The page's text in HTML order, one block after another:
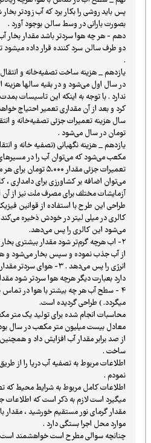
پس باید روشی را بکار برد که آب زودتر بخار شود .
بصورت بارانی در وسط سالن بوجود آورد .
دهم - هر چه هوا سردتر باشد مقدار بخار آب در
دو طرف سالن سرد کننده قرار داده میشود تا هوا
در سال اول می‌شود و در بقیه سالها هزینه ای جز
ندارد . با توجه به اینکه این تاسیسات بمدت
کرد و بعد از آن مقداری تعمیر احتیاج خواهند
تومان در سال می‌شود .
مکعب می‌شود که می‌توان آب را در مسیرهای
تعمیرات جزئی مقدار ۵،۰۰۰
می‌توان اضافه بر کشاورزی برای دامداری ،
آزمایشات مختلف برای مصرف ملت نیز از آن
کالری در میلی لیتر در خودش ذخیره می‌کند و
می‌شود این کالری را پس می‌دهد.
۲- اب هرچه گرم‌تر شود مقدار بیشتری بخار
از آب جذب نموده و سپس بخار می‌شود و هنگام
انرژی را پس می‌دهد . ۳- هوای سردتر
دارد بعبارت دیگر هرچه هوا سردتر شود مقدار
۴ - سطح آب هر چه بیشتر با هوا در تماس باشد
ميگردد. ) طراحی گردیده است.
محاسبات انجام شده برای تولید یک متر مکعب
معادل بیست میلیون متر مکعب در سال بوده و
از صد برابر مقدار آب افزایش داد و همچنین
ساخت .
اطلاعات مربوط به تصفیه آب دریا را از طریق
نمودم .
اطلاعات کامل مربوط به شرایط محیط که تصفیه
میگیرد است لازم به ذکر است که اطلاعات جزئی
مقدار گرمای نور مستقیم خورشید ، مقدار باد
موارد محل اجرا بستگی دارد .
چنانچه سوالی مطرح است خواهشمند است اعلام